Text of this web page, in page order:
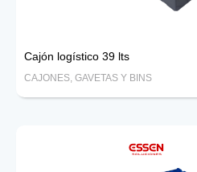
Cajón logístico 39 lts
CAJONES, GAVETAS Y BINS